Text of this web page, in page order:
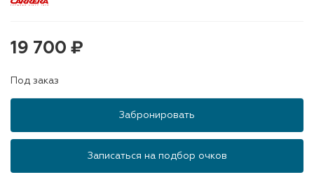
19 700 ₽
Под заказ
Забронировать
Записаться на подбор очков